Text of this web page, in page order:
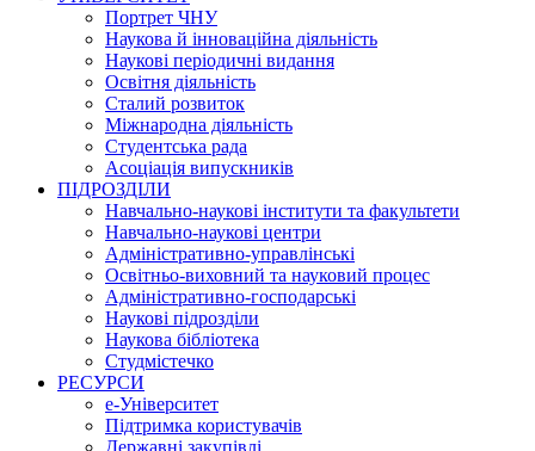
Портрет ЧНУ
Наукова й інноваційна діяльність
Наукові періодичні видання
Освітня діяльність
Сталий розвиток
Міжнародна діяльність
Студентська рада
Асоціація випускників
ПІДРОЗДІЛИ
Навчально-наукові інститути та факультети
Навчально-наукові центри
Адміністративно-управлінські
Освітньо-виховний та науковий процес
Адміністративно-господарські
Наукові підрозділи
Наукова бібліотека
Студмістечко
РЕСУРСИ
е-Університет
Підтримка користувачів
Державні закупівлі